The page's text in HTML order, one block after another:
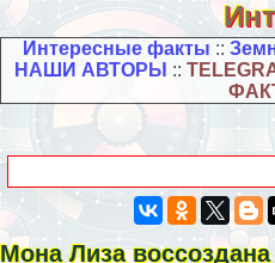
Интересные факты ::
НАШИ АВТОРЫ ::
Мона Лиза